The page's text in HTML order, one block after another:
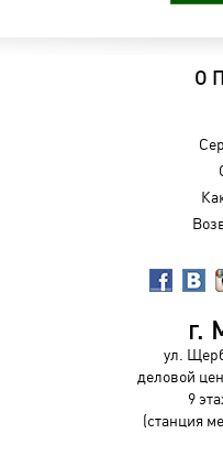
О
г.
ул.
деловой
9
(станция